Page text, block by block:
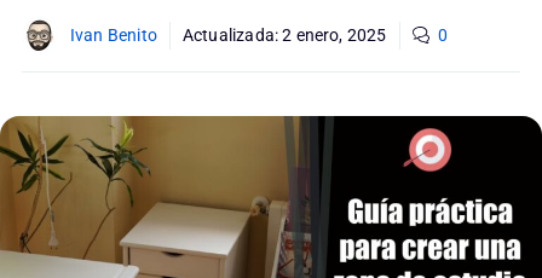
Ivan Benito Actualizada:2 enero, 2025 0